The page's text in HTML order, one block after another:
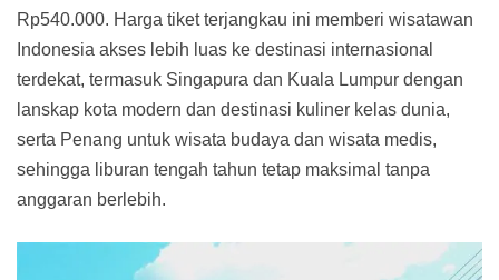
Rp540.000. Harga tiket terjangkau ini memberi wisatawan
Indonesia akses lebih luas ke destinasi internasional
terdekat, termasuk Singapura dan Kuala Lumpur dengan
lanskap kota modern dan destinasi kuliner kelas dunia,
serta Penang untuk wisata budaya dan wisata medis,
sehingga liburan tengah tahun tetap maksimal tanpa
anggaran berlebih.